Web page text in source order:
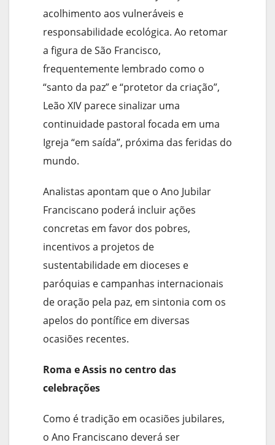
acolhimento aos vulneráveis e
responsabilidade ecológica. Ao retomar
a figura de São Francisco,
frequentemente lembrado como o
“santo da paz” e “protetor da criação”,
Leão XIV parece sinalizar uma
continuidade pastoral focada em uma
Igreja “em saída”, próxima das feridas do
mundo.
Analistas apontam que o Ano Jubilar
Franciscano poderá incluir ações
concretas em favor dos pobres,
incentivos a projetos de
sustentabilidade em dioceses e
paróquias e campanhas internacionais
de oração pela paz, em sintonia com os
apelos do pontífice em diversas
ocasiões recentes.
Roma e Assis no centro das
celebrações
Como é tradição em ocasiões jubilares,
o Ano Franciscano deverá ser